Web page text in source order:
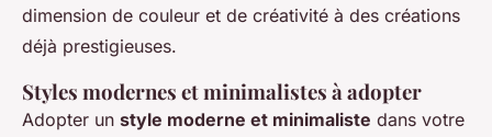
dimension de couleur et de créativité à des créations
déjà prestigieuses.
Styles modernes et minimalistes à adopter
Adopter un style moderne et minimaliste dans votre